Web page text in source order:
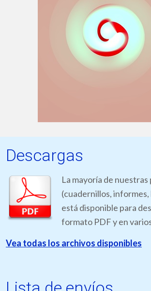
Descargas
La mayoría de
(cuadernillos,
está disponible para
formato PDF y en
Vea todas los archivos disponibles